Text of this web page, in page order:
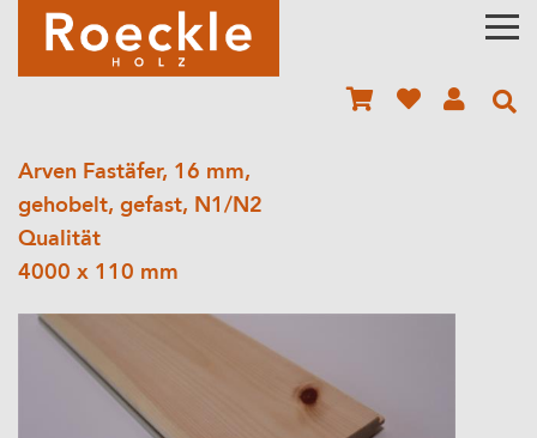
Arven Fastäfer, 16 mm,
gehobelt, gefast, N1/N2
Qualität
4000 x 110 mm